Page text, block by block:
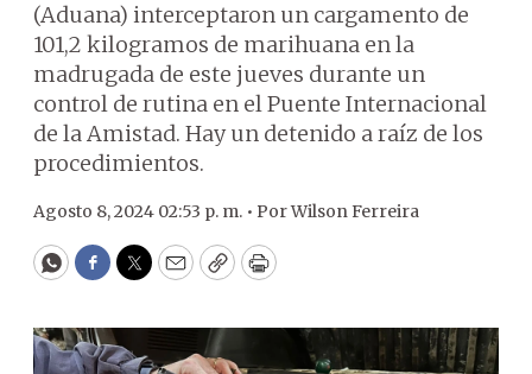
(Aduana) interceptaron un cargamento de
101,2 kilogramos de marihuana en la
madrugada de este jueves durante un
control de rutina en el Puente Internacional
de la Amistad. Hay un detenido a raíz de los
procedimientos.
Agosto 8, 2024 02:53 p. m. • PorWilson Ferreira
WhatsApp
Facebook
Twitter
EmailCopyPrint